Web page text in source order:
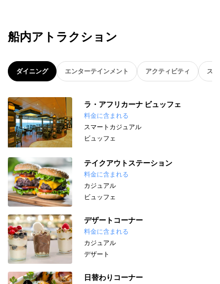
船内アトラクション
ダイニング エンターテインメント アクティビティ ス
ラ・アフリカーナ ビュッフェ
料金に含まれる
スマートカジュアル
ビュッフェ
テイクアウトステーション
料金に含まれる
カジュアル
ビュッフェ
デザートコーナー
料金に含まれる
カジュアル
デザート
日替わりコーナー